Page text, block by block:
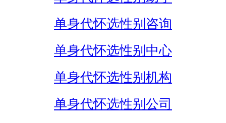
单身代怀选性别咨询
单身代怀选性别中心
单身代怀选性别机构
单身代怀选性别公司